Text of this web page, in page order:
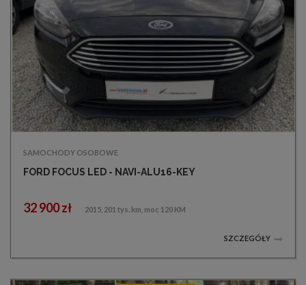
SAMOCHODY OSOBOWE
FORD FOCUS LED - NAVI-ALU16-KEY
32 900 zł 2015, 201 tys. km, moc 120 KM
SZCZEGÓŁY